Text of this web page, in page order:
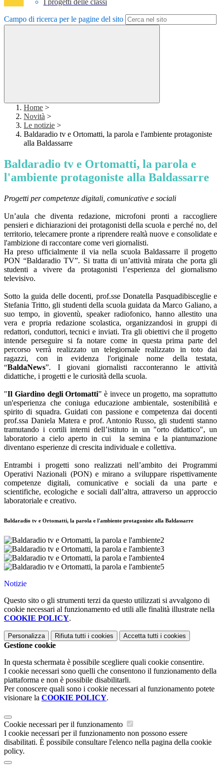
I progetti delle classi
Campo di ricerca per le pagine del sito
Home >
Novità >
Le notizie >
Baldaradio tv e Ortomatti, la parola e l'ambiente protagoniste
alla Baldassarre
Baldaradio tv e Ortomatti, la parola e
l'ambiente protagoniste alla Baldassarre
Progetti per competenze digitali, comunicative e sociali
Un’aula che diventa redazione, microfoni pronti a raccogliere
pensieri e dichiarazioni dei protagonisti della scuola e perché no, del
territorio, telecamere pronte a riprendere realtà nuove e consolidate e
l'ambizione di raccontare come veri giornalisti.
Ha preso ufficialmente il via nella scuola Baldassarre il progetto
PON “Baldaradio TV”. Si tratta di un’attività mirata che porta gli
studenti a vivere da protagonisti l’esperienza del giornalismo
televisivo.
Sotto la guida delle docenti, prof.sse Donatella Pasquadibisceglie e
Stefania Tritto, gli studenti della scuola guidata da Marco Galiano, a
suo tempo, in gioventù, speaker radiofonico, hanno allestito una
vera e propria redazione scolastica, organizzandosi in gruppi di
redattori, conduttori, tecnici e inviati. Tra gli obiettivi che il progetto
intende perseguire si fa notare come in questa prima parte del
percorso verrà realizzato un telegiornale realizzato in toto dai
ragazzi, con in evidenza l'originale nome della testata,
“BaldaNews”. I giovani giornalisti racconteranno le attività
didattiche, i progetti e le curiosità della scuola.
"Il Giardino degli Ortomatti” è invece un progetto, ma soprattutto
un'esperienza che coniuga educazione ambientale, sostenibilità e
spirito di squadra. Guidati con passione e competenza dai docenti
prof.ssa Daniela Matera e prof. Antonio Russo, gli studenti stanno
tramutando i cortili interni dell’istituto in un "orto didattico", un
laboratorio a cielo aperto in cui la semina e la piantumazione
diventano esperienze di crescita individuale e collettiva.
Entrambi i progetti sono realizzati nell’ambito dei Programmi
Operativi Nazionali (PON) e mirano a sviluppare rispettivamente
competenze digitali, comunicative e sociali da una parte e
scientifiche, ecologiche e sociali dall’altra, attraverso un approccio
laboratoriale e creativo.
Baldaradio tv e Ortomatti, la parola e l'ambiente protagoniste alla Baldassarre
Notizie
Questo sito o gli strumenti terzi da questo utilizzati si avvalgono di
cookie necessari al funzionamento ed utili alle finalità illustrate nella
COOKIE POLICY.
Personalizza Rifiuta tutti i cookies Accetta tutti i cookies
Gestione cookie
In questa schermata è possibile scegliere quali cookie consentire.
I cookie necessari sono quelli che consentono il funzionamento della
piattaforma e non è possibile disabilitarli.
Per conoscere quali sono i cookie necessari al funzionamento potete
visionare la COOKIE POLICY.
Cookie necessari per il funzionamento
I cookie necessari per il funzionamento non possono essere
disabilitati. È possibile consultare l'elenco nella pagina della cookie
policy.